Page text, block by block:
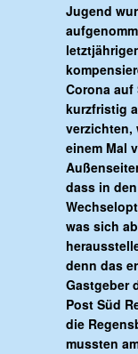
Jugend
Corona auf
kurzfristig
verzichten,
einem Mal
dass in
was sich
denn das
Gastgeber
Post Süd
die
mussten